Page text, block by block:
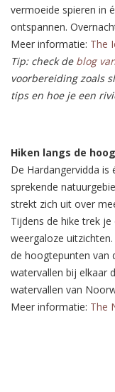
vermoeide spieren in
ontspannen.
Meer informatie: The
Tip: check de blog
voorbereiding zoals
tips en hoe je een
Hiken langs de
De Hardangervidda
sprekende
strekt zich uit over
Tijdens de hike trek
weergaloze
de hoogtepunten van
watervallen bij elkaar
watervallen van
Meer informatie: The